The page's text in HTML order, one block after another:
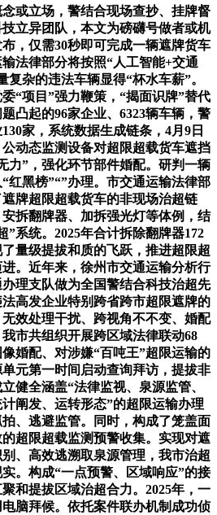
立场，警结合现场查抄、挂牌督
立异团队，本文为磅礴号做者或机
，仅需30秒即可完成一辆遮牌货车
法律部分将按照“人工智能+交通
复杂的违法车辆显得“杯水车薪”。
“项目”强力鞭策，“揭面识牌”替代
凸起的96家企业、6323辆车辆，警
家，系统数据生成链条，4月9日
动态监测设备对超限超载货车遮挡
力”，强化环节部件婚配。研判一辆
红黑榜”“”办理。市交通运输法律部
牌超限超载货车的非现场治超链
拆翻牌器、加拆强光灯等体例，结
”系统。2025年合计拆除翻牌器172
量级提拔和质的飞跃，推进超限超
。近年来，徐州市交通运输分析行
理支队做为全国警结合科技治超先
高发企业特别跨省跨市超限遮牌的
效处理干扰、跨视角不不变、婚配
市共组织开展跨区域法律联动68
婚配、对涉嫌“百吨王”超限运输的
元第一时间启动查询拜访，提拔非
健全涵盖“法律监视、泉源监管、
阐发、运转形态”的超限运输办理
、逃避监管。同时，构成了笼盖面
超限超载监测预警收集。实现对遮
、高效逃溯取泉源管理，我市治超
。构成“一点预警、区域响应”的接
和提拔区域治超合力。2025年，一
脑拜候。依托案件联办机制成功侦